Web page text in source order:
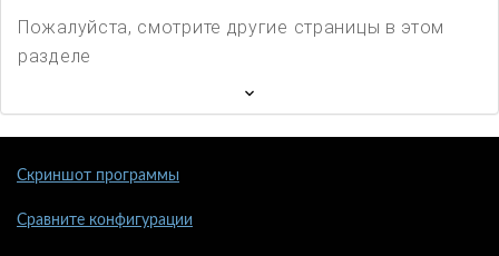
Пожалуйста, смотрите другие страницы в этом
разделе
Скриншот программы
Сравните конфигурации